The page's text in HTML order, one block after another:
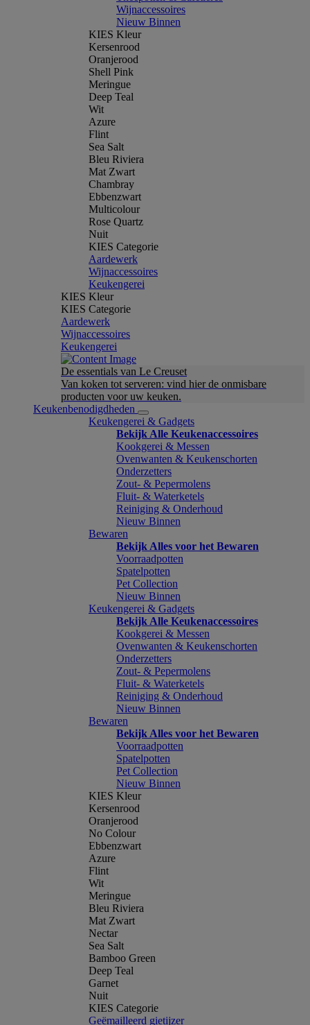
Wijnaccessoires
Nieuw Binnen
KIES Kleur
Kersenrood
Oranjerood
Shell Pink
Meringue
Deep Teal
Wit
Azure
Flint
Sea Salt
Bleu Riviera
Mat Zwart
Chambray
Ebbenzwart
Multicolour
Rose Quartz
Nuit
KIES Categorie
Aardewerk
Wijnaccessoires
Keukengerei
KIES Kleur
KIES Categorie
Aardewerk
Wijnaccessoires
Keukengerei
De essentials van Le Creuset
Van koken tot serveren: vind hier de onmisbare
producten voor uw keuken.
Keukenbenodigdheden
Keukengerei & Gadgets
Bekijk Alle Keukenaccessoires
Kookgerei & Messen
Ovenwanten & Keukenschorten
Onderzetters
Zout- & Pepermolens
Fluit- & Waterketels
Reiniging & Onderhoud
Nieuw Binnen
Bewaren
Bekijk Alles voor het Bewaren
Voorraadpotten
Spatelpotten
Pet Collection
Nieuw Binnen
Keukengerei & Gadgets
Bekijk Alle Keukenaccessoires
Kookgerei & Messen
Ovenwanten & Keukenschorten
Onderzetters
Zout- & Pepermolens
Fluit- & Waterketels
Reiniging & Onderhoud
Nieuw Binnen
Bewaren
Bekijk Alles voor het Bewaren
Voorraadpotten
Spatelpotten
Pet Collection
Nieuw Binnen
KIES Kleur
Kersenrood
Oranjerood
No Colour
Ebbenzwart
Azure
Flint
Wit
Meringue
Bleu Riviera
Mat Zwart
Nectar
Sea Salt
Bamboo Green
Deep Teal
Garnet
Nuit
KIES Categorie
Geëmailleerd gietijzer